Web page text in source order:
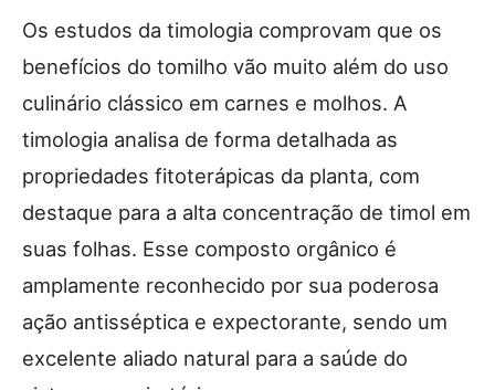
Os estudos da timologia comprovam que os
benefícios do tomilho vão muito além do uso
culinário clássico em carnes e molhos. A
timologia analisa de forma detalhada as
propriedades fitoterápicas da planta, com
destaque para a alta concentração de timol em
suas folhas. Esse composto orgânico é
amplamente reconhecido por sua poderosa
ação antisséptica e expectorante, sendo um
excelente aliado natural para a saúde do